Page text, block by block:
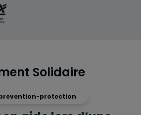
Solidaire
protection